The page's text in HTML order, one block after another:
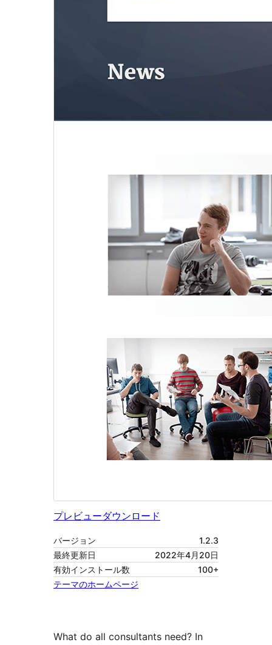
プレビューダウンロード
バージョン
1.2.3
最終更新日
2022年4月20日
有効インストール数
100+
テーマのホームページ
What do all consultants need? In